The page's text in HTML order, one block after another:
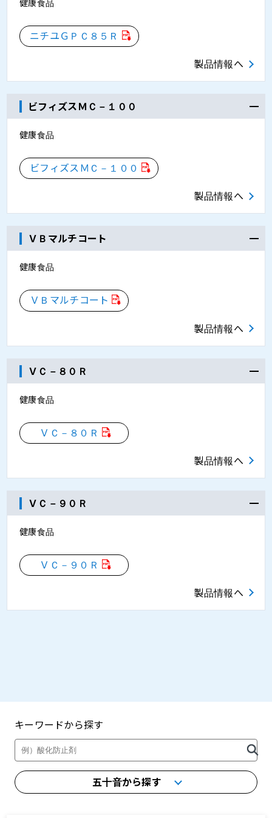
健康食品
ニチユＧＰＣ８５Ｒ
製品情報へ
ビフィズスＭＣ－１００
健康食品
ビフィズスＭＣ－１００
製品情報へ
ＶＢマルチコート
健康食品
ＶＢマルチコート
製品情報へ
ＶＣ－８０Ｒ
健康食品
ＶＣ－８０Ｒ
製品情報へ
ＶＣ－９０Ｒ
健康食品
ＶＣ－９０Ｒ
製品情報へ
キーワードから探す
五十音から探す